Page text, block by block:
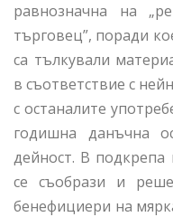
равнозначна на
търговец”, поради
са тълкували
в съответствие с
с останалите
годишна данъчна
дейност. В подкрепа
се съобрази и
бенефициери на